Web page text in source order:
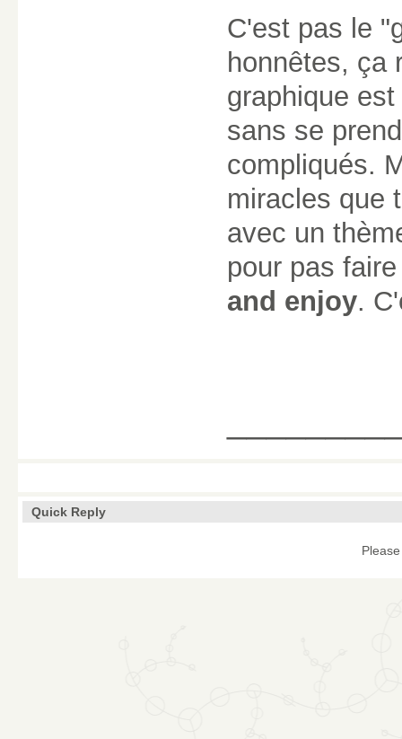
C'est pas le
honnêtes, ça
graphique est
sans se
compliqués.
miracles que
avec un
pour pas
and enjoy.
Quick Reply